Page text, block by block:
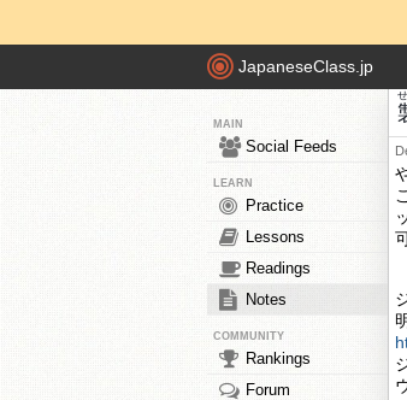
JapaneseClass.jp
MAIN
Social Feeds
LEARN
Practice
Lessons
Readings
Notes
COMMUNITY
Rankings
Forum